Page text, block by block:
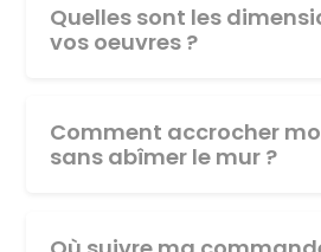
Quelles sont les
vos oeuvres ?
Comment accrocher
sans abîmer le mur ?